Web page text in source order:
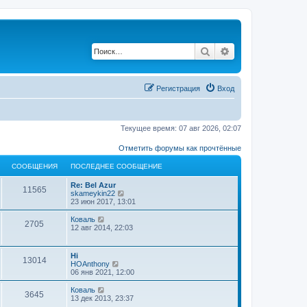
Поиск
Вход
Регистрация
Текущее время: 07 авг 2026, 02:07
Отметить форумы как прочтённые
СООБЩЕНИЯ ПОСЛЕДНЕЕ СООБЩЕНИЕ
11565
Re: Bel Azur
skameykin22
е
р
й
к
с
л
д
23 июн 2017, 13:01
2705 Коваль
е
и
к
п
с
12 авг 2014, 22:03
13014
Hi
HOAnthony
е
р
й
06 янв 2021, 12:00
3645 Коваль
е
13 дек 2013, 23:37